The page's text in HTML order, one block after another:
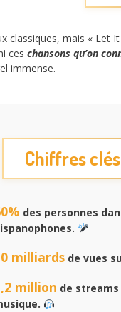
classiques, mais « Let
ces chansons qu’on
immense.
Chiffres
des personnes
milliards de vues
million de